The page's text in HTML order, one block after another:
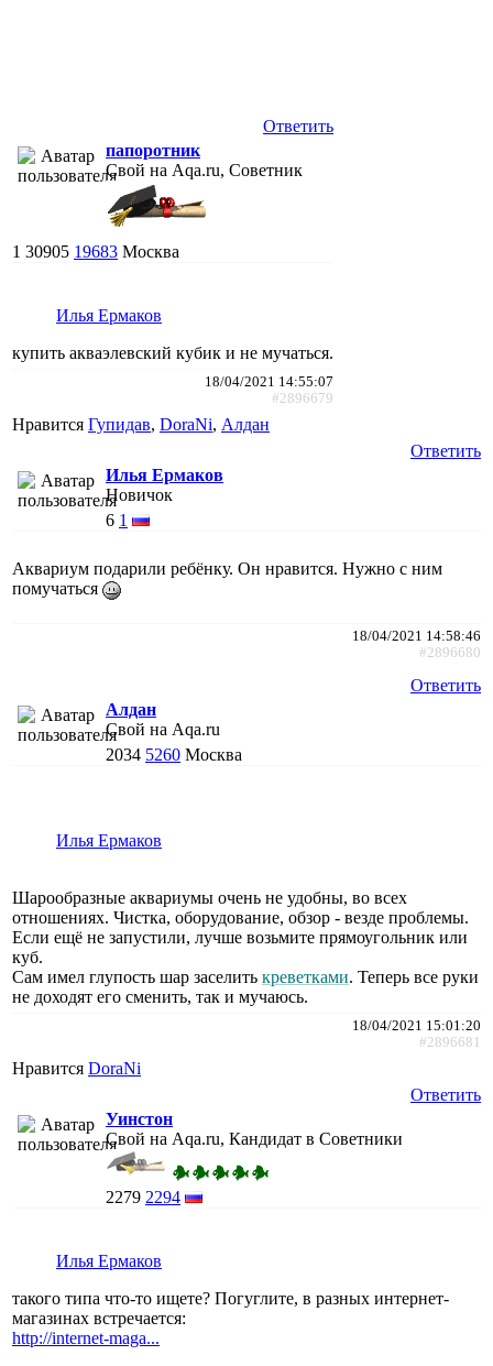
Ответить
папоротник
Свой на Aqa.ru, Советник
1 30905 19683 Москва
Илья Ермаков
купить акваэлевский кубик и не мучаться.
18/04/2021 14:55:07
#2896679
Нравится Гупидав, DoraNi, Алдан
Ответить
Илья Ермаков
Новичок
6 1
Аквариум подарили ребёнку. Он нравится. Нужно с ним
помучаться
18/04/2021 14:58:46
#2896680
Ответить
Алдан
Свой на Aqa.ru
2034 5260 Москва
Илья Ермаков
Шарообразные аквариумы очень не удобны, во всех
отношениях. Чистка, оборудование, обзор - везде проблемы.
Если ещё не запустили, лучше возьмите прямоугольник или
куб.
Сам имел глупость шар заселить креветками. Теперь все руки
не доходят его сменить, так и мучаюсь.
18/04/2021 15:01:20
#2896681
Нравится DoraNi
Ответить
Уинстон
Свой на Aqa.ru, Кандидат в Советники
2279 2294
Илья Ермаков
такого типа что-то ищете? Погуглите, в разных интернет-
магазинах встречается:
http://internet-maga...